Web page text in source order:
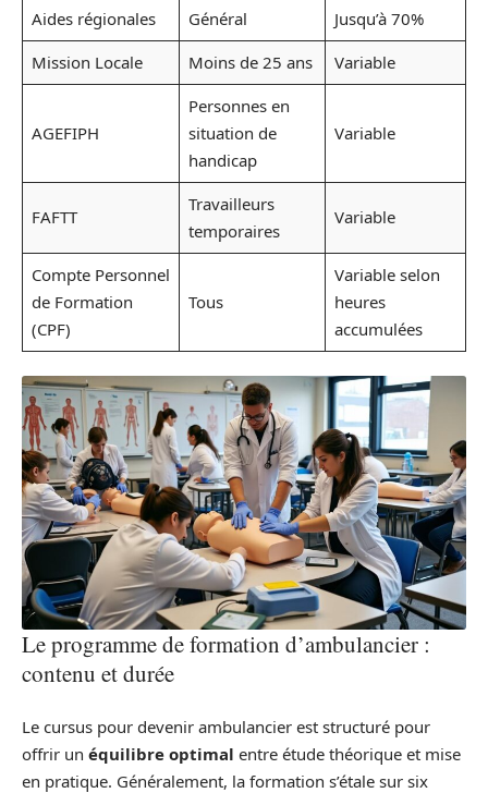
Aides régionales Général
Jusqu’à 70%
Mission Locale
Moins de 25 ans Variable
AGEFIPH
Personnes en
situation de
handicap
Variable
FAFTT
Travailleurs
temporaires
Variable
Compte Personnel
de Formation
(CPF)
Tous
Variable selon
heures
accumulées
Le programme de formation d’ambulancier :
contenu et durée
Le cursus pour devenir ambulancier est structuré pour
offrir un équilibre optimal entre étude théorique et mise
en pratique. Généralement, la formation s’étale sur six